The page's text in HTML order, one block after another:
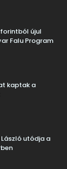
újul
Falu Program
kaptak a
utódja a